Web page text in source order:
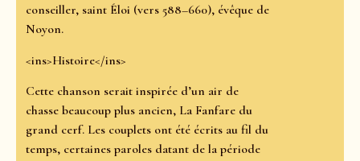
conseiller, saint Éloi (vers 588–660), évêque de
Noyon.
<ins>Histoire</ins>
Cette chanson serait inspirée d’un air de
chasse beaucoup plus ancien, La Fanfare du
grand cerf. Les couplets ont été écrits au fil du
temps, certaines paroles datant de la période